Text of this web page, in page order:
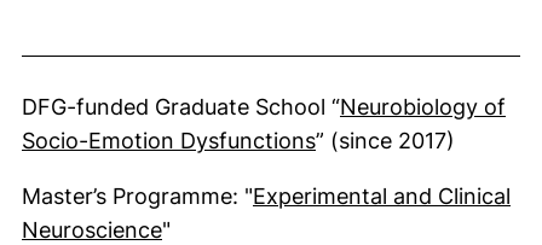
DFG-funded Graduate School “Neurobiology of
Socio-Emotion Dysfunctions(externer Link, öffnet
” (since 2017)
Master’s Programme: "Experimental and Clinical
Neuroscience(externer Link, öffnet neues Fenster)
"